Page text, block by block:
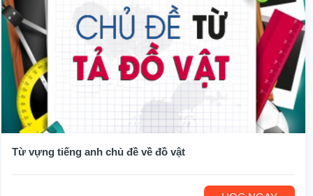
Từ vựng tiếng anh chủ đề về đồ vật